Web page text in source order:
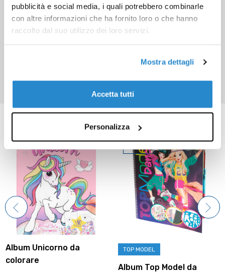
pubblicità e social media, i quali potrebbero combinarle
con altre informazioni che ha fornito loro o che hanno
raccolto dal suo utilizzo dei loro servizi.
Mostra dettagli
Accetta tutti
Personalizza
Prodotti correlati
Album Unicorno da
colorare
TOP MODEL
Album Top Model da